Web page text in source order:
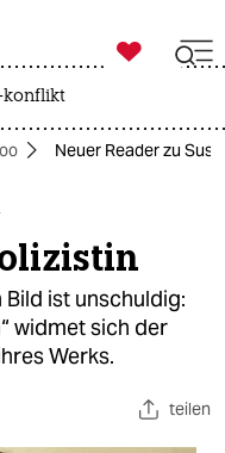

taz zahl ich
konflikt
Neuer Reader zu
Bild ist unschuldig:
widmet sich der
Werks.
teilen